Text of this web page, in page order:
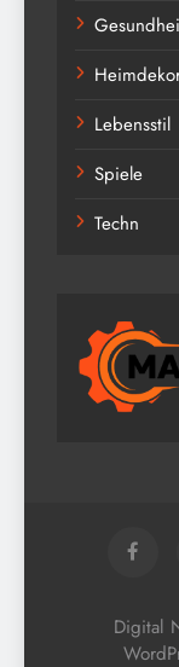
Lebensstil
Spiele
Techn
Digital